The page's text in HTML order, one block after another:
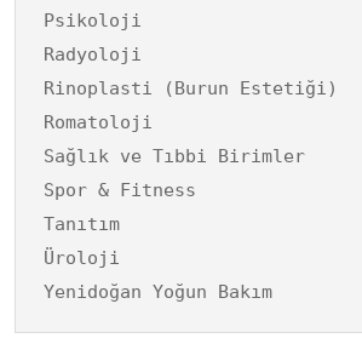
Psikoloji
Radyoloji
Rinoplasti (Burun Estetiği)
Romatoloji
Sağlık ve Tıbbi Birimler
Spor & Fitness
Tanıtım
Üroloji
Yenidoğan Yoğun Bakım